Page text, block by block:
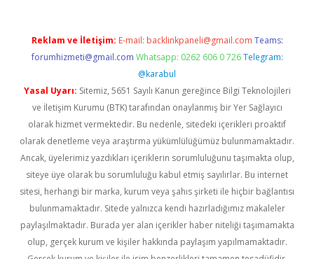
Reklam ve İletişim: E-mail: backlinkpaneli@gmail.com Teams:
forumhizmeti@gmail.com Whatsapp: 0262 606 0 726 Telegram:
@karabul
Yasal Uyarı: Sitemiz, 5651 Sayılı Kanun gereğince Bilgi Teknolojileri
ve İletişim Kurumu (BTK) tarafından onaylanmış bir Yer Sağlayıcı
olarak hizmet vermektedir. Bu nedenle, sitedeki içerikleri proaktif
olarak denetleme veya araştırma yükümlülüğümüz bulunmamaktadır.
Ancak, üyelerimiz yazdıkları içeriklerin sorumluluğunu taşımakta olup,
siteye üye olarak bu sorumluluğu kabul etmiş sayılırlar. Bu internet
sitesi, herhangi bir marka, kurum veya şahıs şirketi ile hiçbir bağlantısı
bulunmamaktadır. Sitede yalnızca kendi hazırladığımız makaleler
paylaşılmaktadır. Burada yer alan içerikler haber niteliği taşımamakta
olup, gerçek kurum ve kişiler hakkında paylaşım yapılmamaktadır.